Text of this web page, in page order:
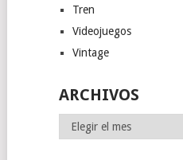
Tren
Videojuegos
Vintage
ARCHIVOS
Archivos